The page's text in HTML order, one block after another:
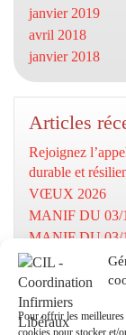
Pour offrir les meilleures
cookies pour stocker et/
janvier 2019
avril 2018
janvier 2018
Articles
Rejoignez
durable et
VŒUX 2026
MANIF DU 03/
MANIF DU
Numéros utiles